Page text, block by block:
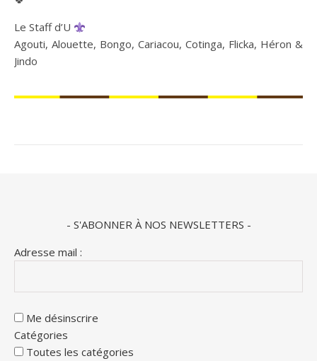
Le Staff d’U
Agouti, Alouette, Bongo, Cariacou, Cotinga, Flicka, Héron &
Jindo
- S'ABONNER À NOS NEWSLETTERS -
Adresse mail :
Me désinscrire
Catégories
Toutes les catégories